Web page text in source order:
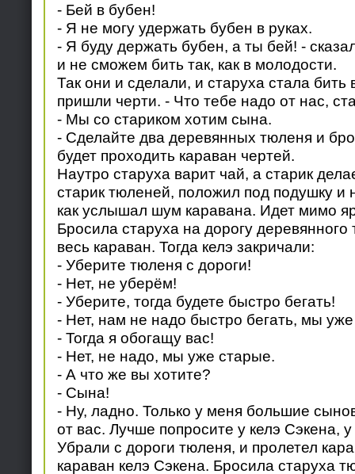
- Бей в бубен!
- Я не могу удержать бубен в руках.
- Я буду держать бубен, а ты бей! -
и не сможем бить так, как в молодости.
Так они и сделали, и старуха стала бить
пришли черти. - Что тебе надо от нас,
- Мы со стариком хотим сына.
- Сделайте два деревянных тюленя и
будет проходить караван чертей.
Наутро старуха варит чай, а старик
старик тюленей, положил под подушку и
как услышал шум каравана. Идет мимо
Бросила старуха на дорогу
весь караван. Тогда келэ закричали:
- Уберите тюленя с дороги!
- Нет, не уберём!
- Уберите, тогда будете быстро бегать!
- Нет, нам не надо быстро бегать, мы
- Тогда я обогащу вас!
- Нет, не надо, мы уже старые.
- А что же вы хотите?
- Сына!
- Ну, ладно. Только у меня большие
от вас. Лучше попросите у келэ Сэкена,
Убрали с дороги тюленя, и пролетел
караван келэ Сэкена. Бросила старуха